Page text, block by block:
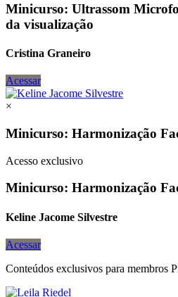
Minicurso: Ultrassom
da visualização
Cristina Graneiro
Acessar
×
Minicurso: Harmonização
Acesso exclusivo
Minicurso: Harmonização
Keline Jacome Silvestre
Acessar
Conteúdos exclusivos para membros